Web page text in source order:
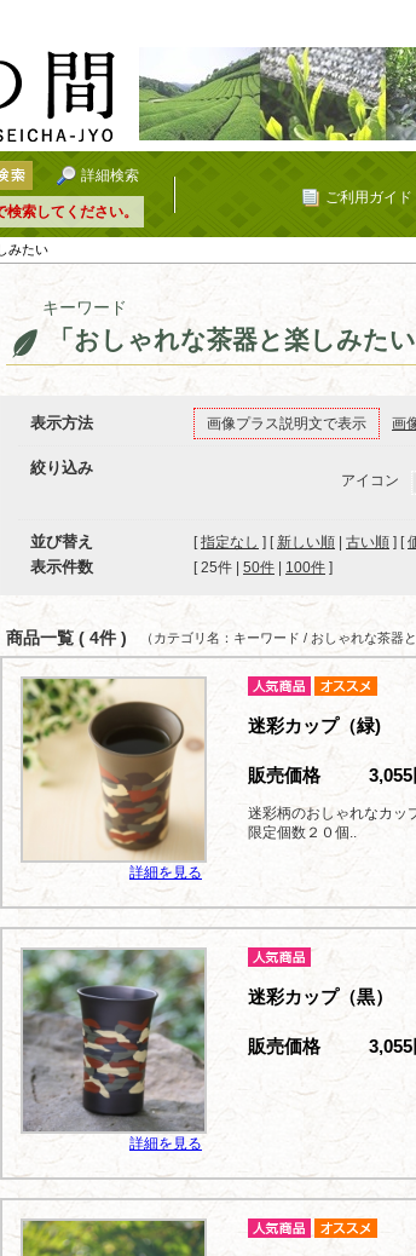
詳細検索
索してください。
ご利用ガイド
みたい
キーワード
「おしゃれな茶器と楽しみた
表示方法 画像プラス説明文で表示 画
絞り込み
アイコン
並び替え [指定なし ] [ 新しい順 古い順 ] [
表示件数 [ 25件 50件 100件 ]
商品一覧 ( 4件 ) （カテゴリ名：キーワード / おしゃれな茶器と
詳細を見る
迷彩カップ（緑)
販売価格 3,055
迷彩柄のおしゃれなカッ
限定個数２０個..
詳細を見る
迷彩カップ（黒）
販売価格 3,055